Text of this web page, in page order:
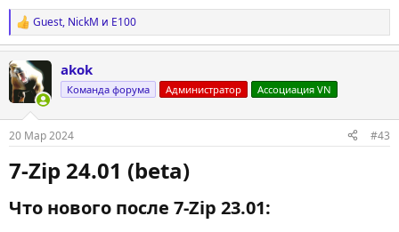
Р
е
к
ц
и
Guest, NickM и E100
akok
Команда форума Администратор Ассоциация VN
20 Мар 2024 #43
7-Zip 24.01 (beta)​
Что нового после 7-Zip 23.01:​